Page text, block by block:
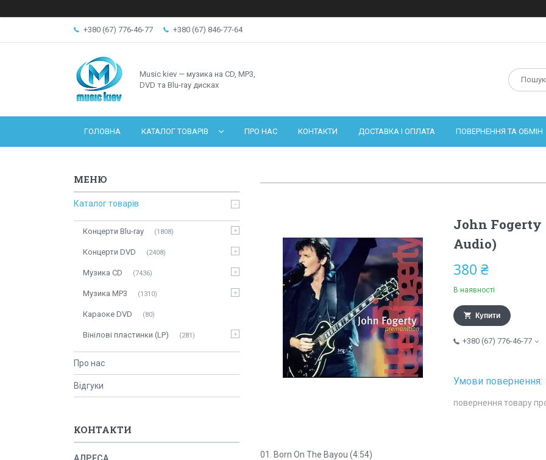
+380 (67) 776-46-77 +380 (67) 846-77-64
Music kiev — музика на CD, MP3,
DVD та Blu-ray дисках
ГОЛОВНА КАТАЛОГ ТОВАРІВ ПРО НАС КОНТАКТИ ДОСТАВКА І ОПЛАТА ПОВЕРНЕННЯ ТА ОБМІН
John Fogerty
Audio)
380 ₴
В наявності
Купити
+380 (67) 776-46-77
повернення товару
01. Born On The Bayou (4:54)
Каталог товарів
Концерти Blu-ray 1808
Концерти DVD 2408
Музика CD 7436
Музика MP3 1310
Караоке DVD 80
Вінілові пластинки (LP) 281
Про нас
Відгуки
КОНТАКТИ